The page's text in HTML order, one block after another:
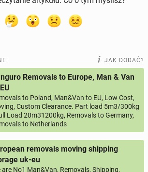
JAK DODAĆ?
Removals to Europe, Man & Van
to Poland, Man&Van to EU, Low Cost,
Custom Clearance. Part load 5m3/300kg
Load 20m31200kg, Removals to Germany,
to Netherlands
removals moving shipping
uk-eu
are No1 Man&Van, Removals, Shipping,